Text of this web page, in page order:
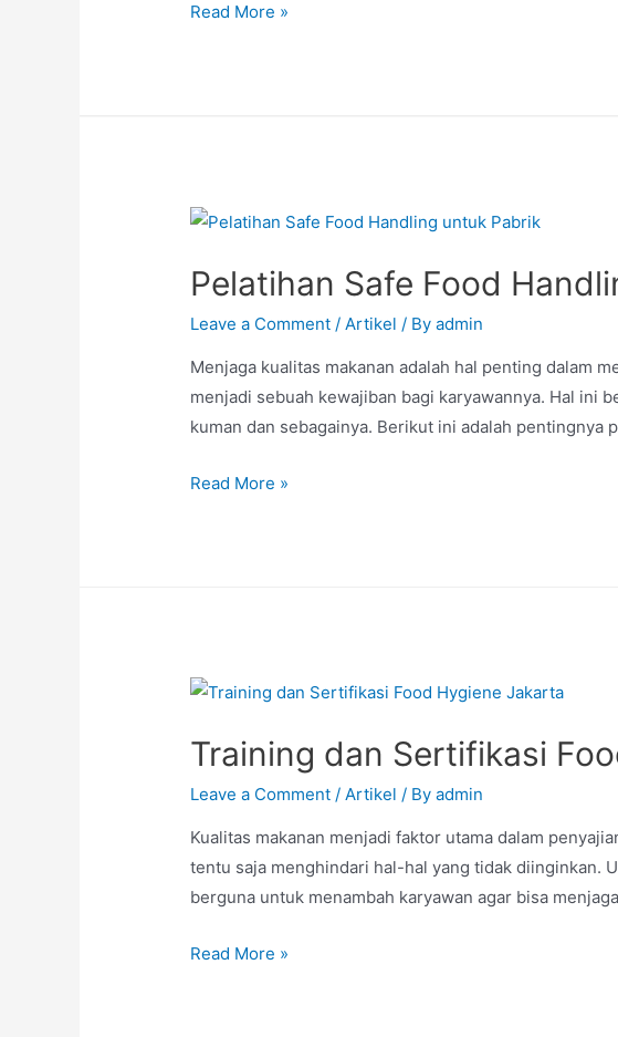
Read More »
Pelatihan Safe Food
Leave a Comment / Artikel / Byadmin
Menjaga kualitas makanan adalah hal penting dalam
menjadi sebuah kewajiban bagi karyawannya. Hal ini
kuman dan sebagainya. Berikut ini adalah
Read More »
Training dan Sertifikasi
Leave a Comment / Artikel / Byadmin
Kualitas makanan menjadi faktor utama dalam
tentu saja menghindari hal-hal yang tidak diinginkan.
berguna untuk menambah karyawan agar bisa
Read More »